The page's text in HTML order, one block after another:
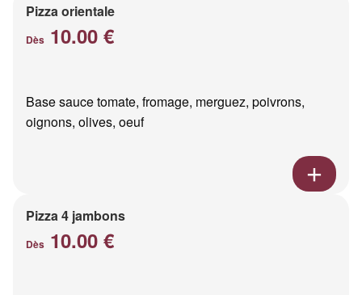
Pizza orientale
Dès 10.00 €
Base sauce tomate, fromage, merguez, poivrons,
oignons, olives, oeuf
Pizza 4 jambons
Dès 10.00 €